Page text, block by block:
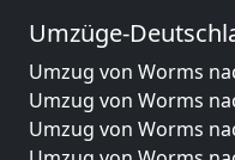
Umzüge-
Umzug von Worms
Umzug von Worms
Umzug von Worms